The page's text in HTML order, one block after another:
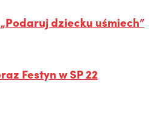
dziecku uśmiech”
Festyn w SP 22